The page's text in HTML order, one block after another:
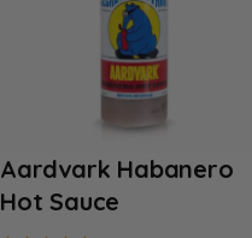
Aardvark Habanero
Hot Sauce